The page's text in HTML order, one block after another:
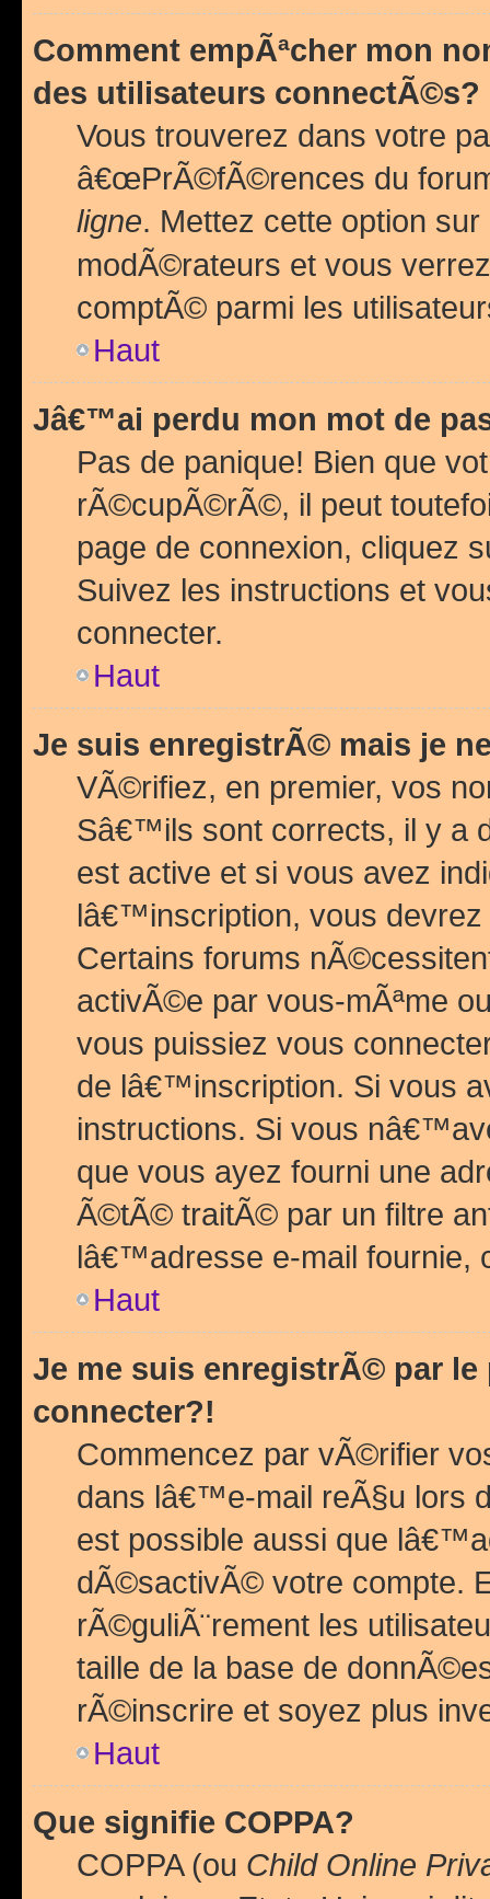
Comment empÃªcher mon
des utilisateurs connectÃ©s?
Vous trouverez dans votre
â€œPrÃ©fÃ©rences du
ligne. Mettez cette option sur
modÃ©rateurs et vous
comptÃ© parmi les
Haut
Jâ€™ai perdu mon mot de
Pas de panique! Bien que
rÃ©cupÃ©rÃ©, il peut
page de connexion, cliquez
Suivez les instructions et
connecter.
Haut
Je suis enregistrÃ© mais je
VÃ©rifiez, en premier, vos
Sâ€™ils sont corrects, il y a
est active et si vous avez
lâ€™inscription, vous
Certains forums
activÃ©e par vous-mÃªme
vous puissiez vous
de lâ€™inscription. Si vous
instructions. Si vous
que vous ayez fourni une
Ã©tÃ© traitÃ© par un filtre
lâ€™adresse e-mail fournie,
Haut
Je me suis enregistrÃ© par
connecter?!
Commencez par vÃ©rifier
dans lâ€™e-mail reÃ§u lors
est possible aussi que
dÃ©sactivÃ© votre compte.
rÃ©guliÃ¨rement les
taille de la base de
rÃ©inscrire et soyez plus
Haut
Que signifie COPPA?
COPPA (ou Child Online